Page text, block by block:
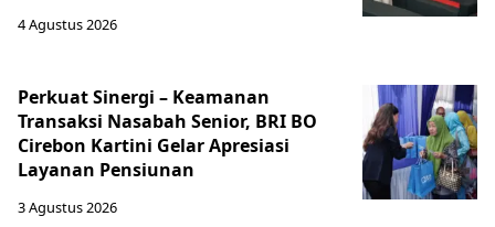
4 Agustus 2026
Perkuat Sinergi – Keamanan
Transaksi Nasabah Senior, BRI BO
Cirebon Kartini Gelar Apresiasi
Layanan Pensiunan
3 Agustus 2026